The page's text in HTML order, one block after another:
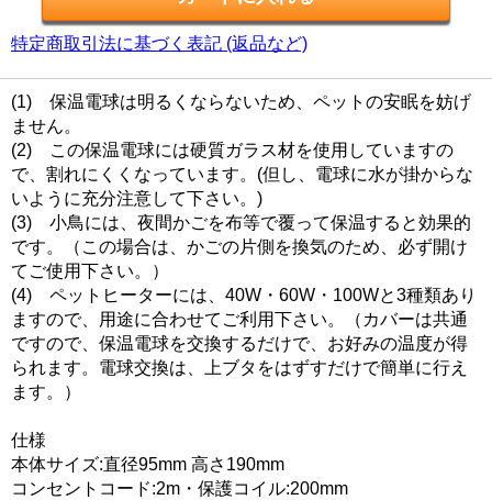
特定商取引法に基づく表記 (返品など)
(1) 保温電球は明るくならないため、ペットの安眠を妨げ
ません。
(2) この保温電球には硬質ガラス材を使用していますの
で、割れにくくなっています。(但し、電球に水が掛からな
いように充分注意して下さい。)
(3) 小鳥には、夜間かごを布等で覆って保温すると効果的
です。（この場合は、かごの片側を換気のため、必ず開け
てご使用下さい。）
(4) ペットヒーターには、40W・60W・100Wと3種類あり
ますので、用途に合わせてご利用下さい。（カバーは共通
ですので、保温電球を交換するだけで、お好みの温度が得
られます。電球交換は、上ブタをはずすだけで簡単に行え
ます。）
仕様
本体サイズ:直径95mm 高さ190mm
コンセントコード:2m・保護コイル:200mm